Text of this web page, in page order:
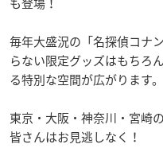
毎年大盛況の「名探偵コナ
らない限定グッズはもちろ
る特別な空間が広がります。
東京・大阪・神奈川・宮崎
皆さんはお見逃しなく！